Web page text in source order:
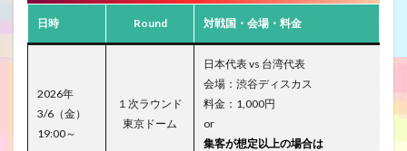
日時 Round 対戦国・会場・料金
2026年
3/6（金）
19:00～
１次ラウンド
東京ドーム
日本代表 vs 台湾代表
会場：渋谷ディスカス
料金：1,000円
or
集客が想定以上の場合は